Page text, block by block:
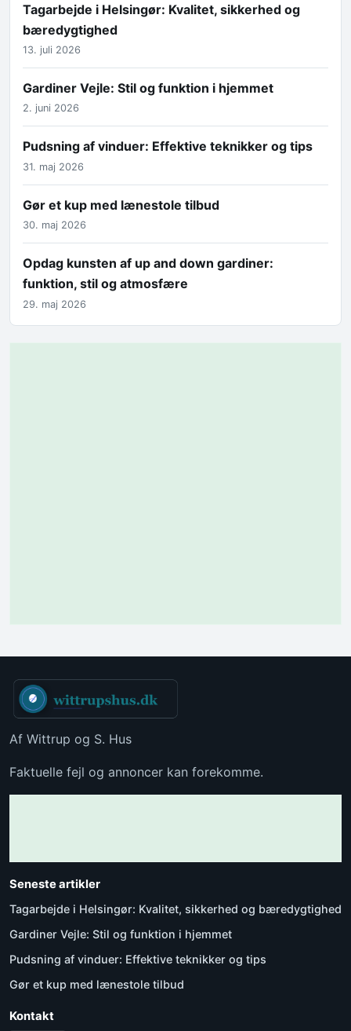
Tagarbejde i Helsingør: Kvalitet, sikkerhed og
bæredygtighed
13. juli 2026
Gardiner Vejle: Stil og funktion i hjemmet
2. juni 2026
Pudsning af vinduer: Effektive teknikker og tips
31. maj 2026
Gør et kup med lænestole tilbud
30. maj 2026
Opdag kunsten af up and down gardiner:
funktion, stil og atmosfære
29. maj 2026
Af Wittrup og S. Hus
Faktuelle fejl og annoncer kan forekomme.
Seneste artikler
Tagarbejde i Helsingør: Kvalitet, sikkerhed og bæredygtighed
Gardiner Vejle: Stil og funktion i hjemmet
Pudsning af vinduer: Effektive teknikker og tips
Gør et kup med lænestole tilbud
Kontakt